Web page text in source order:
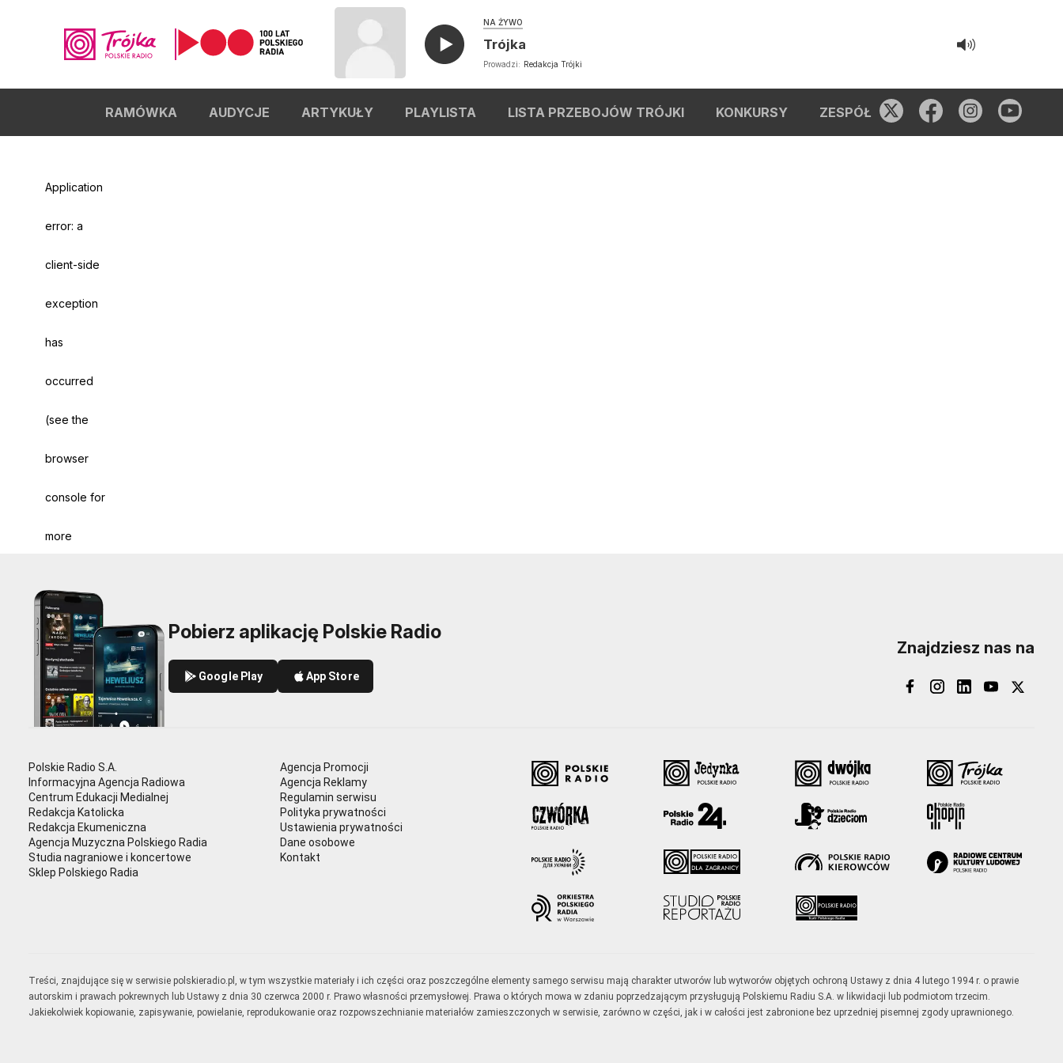
NA ŻYWO
Trójka
Prowadzi: Redakcja Trójki
RAMÓWKA AUDYCJE ARTYKUŁY PLAYLISTA LISTA PRZEBOJÓW TRÓJKI KONKURSY ZESPÓŁ
Application
error: a
client-side
exception
has
occurred
(see the
browser
console for
more
Odtwarzacz
odtwarzać.
Pobierz aplikację Polskie Radio
Google Play App Store
Znajdziesz nas na
Polskie Radio S.A.
Informacyjna Agencja Radiowa
Centrum Edukacji Medialnej
Redakcja Katolicka
Redakcja Ekumeniczna
Agencja Muzyczna Polskiego Radia
Studia nagraniowe i koncertowe
Sklep Polskiego Radia
Agencja Promocji
Agencja Reklamy
Regulamin serwisu
Polityka prywatności
Ustawienia prywatności
Dane osobowe
Kontakt
Treści, znajdujące się w serwisie polskieradio.pl, w tym wszystkie materiały i ich części oraz poszczególne elementy samego serwisu mają charakter utworów lub wytworów objętych ochroną Ustawy z dnia 4 lutego 1994 r. o prawie
autorskim i prawach pokrewnych lub Ustawy z dnia 30 czerwca 2000 r. Prawo własności przemysłowej. Prawa o których mowa w zdaniu poprzedzającym przysługują Polskiemu Radiu S.A. w likwidacji lub podmiotom trzecim.
Jakiekolwiek kopiowanie, zapisywanie, powielanie, reprodukowanie oraz rozpowszechnianie materiałów zamieszczonych w serwisie, zarówno w części, jak i w całości jest zabronione bez uprzedniej pisemnej zgody uprawnionego.